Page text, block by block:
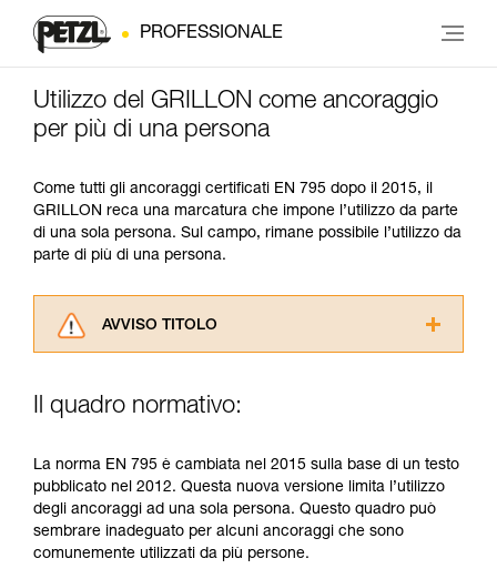
PROFESSIONALE
Utilizzo del GRILLON come ancoraggio
per più di una persona
Come tutti gli ancoraggi certificati EN 795 dopo il 2015, il
GRILLON reca una marcatura che impone l’utilizzo da parte
di una sola persona. Sul campo, rimane possibile l’utilizzo da
parte di più di una persona.
AVVISO TITOLO
consultarlo. Dovete aver compreso le
capire queste ulteriori informazioni.
La padronanza di queste tecniche richiede una
formazione ed un addestramento specifico.
Verificate con un professionista la vostra
capacità di rifare la manovra, da soli, in piena
sicurezza, prima di riprodurla autonomamente.
Il quadro normativo:
La norma EN 795 è cambiata nel 2015 sulla base di un testo
pubblicato nel 2012. Questa nuova versione limita l’utilizzo
degli ancoraggi ad una sola persona. Questo quadro può
sembrare inadeguato per alcuni ancoraggi che sono
comunemente utilizzati da più persone.